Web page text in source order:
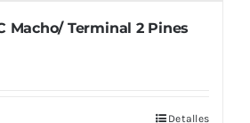
Macho/ Terminal 2 Pines
Detalles